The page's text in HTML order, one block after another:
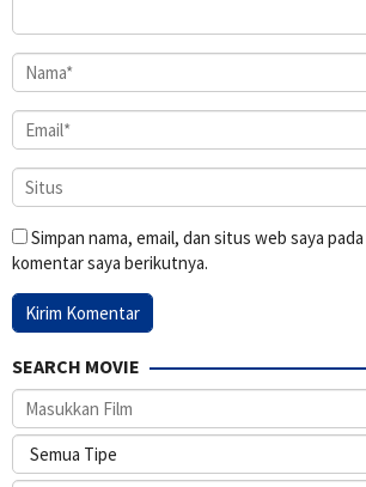
Simpan nama, email, dan situs web saya
komentar saya berikutnya.
SEARCH MOVIE